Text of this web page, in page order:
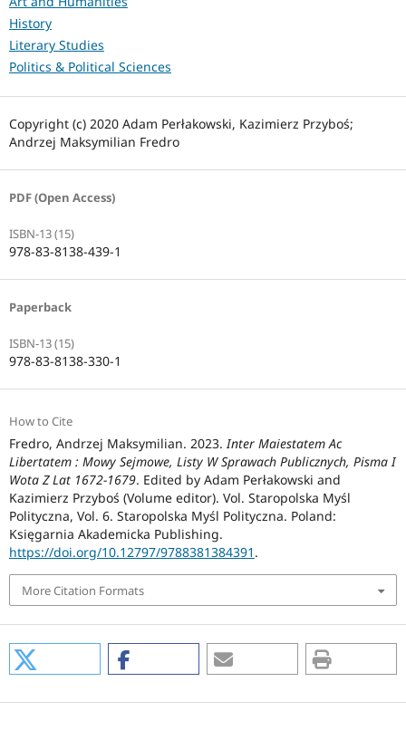
History
Literary Studies
Politics & Political Sciences
Copyright (c) 2020 Adam Perłakowski, Kazimierz Przyboś;
Andrzej Maksymilian Fredro
PDF (Open Access)
ISBN-13 (15)
978-83-8138-439-1
Paperback
ISBN-13 (15)
978-83-8138-330-1
How to Cite
Fredro, Andrzej Maksymilian. 2023.Inter Maiestatem Ac
Libertatem : Mowy Sejmowe, Listy W Sprawach Publicznych, Pisma I
Wota Z Lat 1672-1679. Edited by Adam Perłakowski and
Kazimierz Przyboś (Volume editor). Vol. Staropolska Myśl
Polityczna, Vol. 6. Staropolska Myśl Polityczna. Poland:
Księgarnia Akademicka Publishing.
https://doi.org/10.12797/9788381384391 .
More Citation Formats